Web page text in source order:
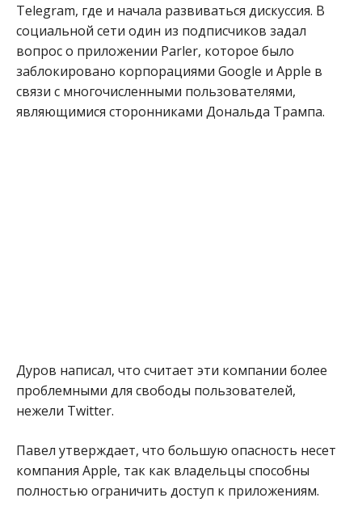
Telegram, где и начала развиваться дискуссия. В
социальной сети один из подписчиков задал
вопрос о приложении Parler, которое было
заблокировано корпорациями Google и Apple в
связи с многочисленными пользователями,
являющимися сторонниками Дональда Трампа.
Дуров написал, что считает эти компании более
проблемными для свободы пользователей,
нежели Twitter.
Павел утверждает, что большую опасность несет
компания Apple, так как владельцы способны
полностью ограничить доступ к приложениям.